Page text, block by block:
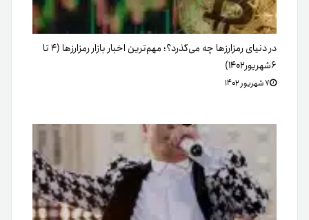
در دنیای رمزارزها چه می‌گذرد؟؛ مهم‌ترین اخبار بازار رمزارزها (۴ تا
۶شهریور۱۴۰۲)
۷ شهریور ۱۴۰۲